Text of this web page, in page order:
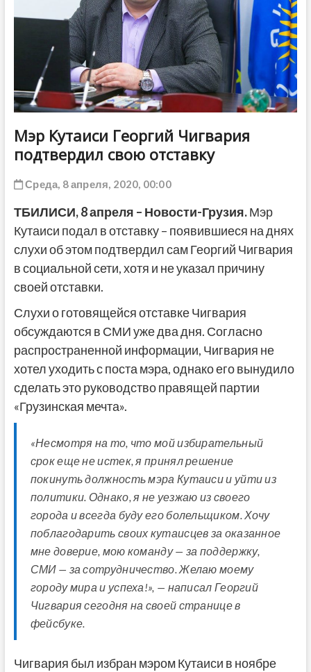
Мэр Кутаиси Георгий Чигвария
подтвердил свою отставку
Среда, 8 апреля, 2020, 00:00
ТБИЛИСИ,8 апреля – Новости-Грузия.Мэр
Кутаиси подал в отставку – появившиеся на днях
слухи об этом подтвердил сам Георгий Чигвария
в социальной сети, хотя и не указал причину
своей отставки.
Слухи о готовящейся отставке Чигвария
обсуждаются в СМИ уже два дня. Согласно
распространенной информации, Чигвария не
хотел уходить с поста мэра, однако его вынудило
сделать это руководство правящей партии
«Грузинская мечта».
«Несмотря на то, что мой избирательный
срок еще не истек, я принял решение
покинуть должность мэра Кутаиси и уйти из
политики. Однако, я не уезжаю из своего
города и всегда буду его болельщиком. Хочу
поблагодарить своих кутаисцев за оказанное
мне доверие, мою команду — за поддержку,
СМИ — за сотрудничество. Желаю моему
городу мира и успеха!», — написал Георгий
Чигвария сегодня на своей странице в
фейсбуке.
Чигвария был избран мэром Кутаиси в ноябре